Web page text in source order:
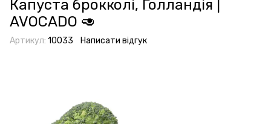
Капуста брокколі, Голландія |
AVOCADO 🥑
Артикул: 10033 Написати відгук